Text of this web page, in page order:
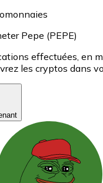
Pepe (PEPE)
effectuées, en
les cryptos dans